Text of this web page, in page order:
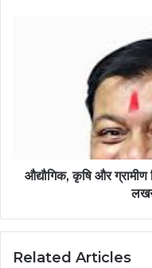
वाला
देवांगन….
औद्यौगिक, कृषि और ग्रामीण
Related Articles